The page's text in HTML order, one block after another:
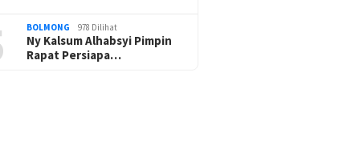
BOLMONG 978 Dilihat
Ny Kalsum Alhabsyi Pimpin
Rapat Persiapa…